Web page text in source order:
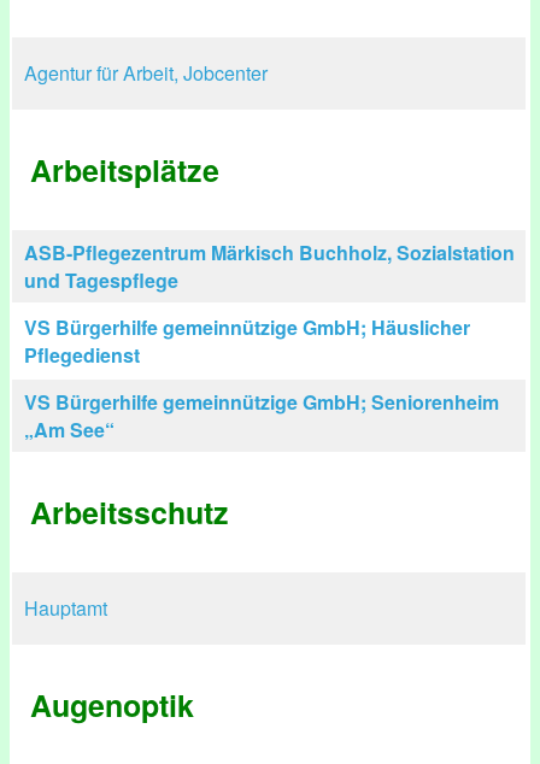
Agentur für Arbeit, Jobcenter
Arbeitsplätze
ASB-Pflegezentrum Märkisch Buchholz, Sozialstation
und Tagespflege
VS Bürgerhilfe gemeinnützige GmbH; Häuslicher
Pflegedienst
VS Bürgerhilfe gemeinnützige GmbH; Seniorenheim
„Am See“
Arbeitsschutz
Hauptamt
Augenoptik